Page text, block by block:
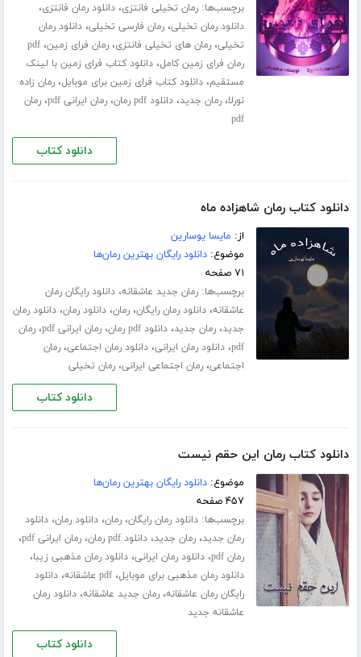
برچسب‌ها:رمان تخیلی فانتزی،دانلود رمان فانتزی،
دانلود رمان تخیلی،رمان فارسی تخیلی،دانلود رمان
تخیلی،رمان های تخیلی فانتزی،رمان فرای زمین،pdf
رمان فرای زمین کامل،دانلود کتاب فرای زمین با لینک
مستقیم،دانلود کتاب فرای زمین برای موبایل،رمان زاده
نورلا،رمان جدید،دانلود pdf رمان ،رمان ایرانی pdf ،رمان
pdf
دانلود کتاب
دانلود کتاب رمان شاهزاده ماه
از: مایسا یوسارین
موضوع:دانلود رایگان بهترین رمان‌ها
۷۱ صفحه
برچسب‌ها:رمان جدید عاشقانه،دانلود رایگان رمان
عاشقانه،دانلود رمان رایگان،رمان،دانلود رمان،دانلود رمان
جدید،رمان جدید،دانلود pdf رمان ،رمان ایرانی pdf ،رمان
pdf،دانلود رمان ایرانی،دانلود رمان اجتماعی،رمان
اجتماعی،رمان اجتماعی ایرانی،رمان تخیلی
دانلود کتاب
دانلود کتاب رمان این حقم نیست
موضوع:دانلود رایگان بهترین رمان‌ها
۴۵۷ صفحه
برچسب‌ها:دانلود رمان رایگان،رمان،دانلود رمان،دانلود
رمان جدید،رمان جدید،دانلود pdf رمان ،رمان ایرانی pdf ،
رمان pdf ،دانلود رمان ایرانی،دانلود رمان مذهبی زیبا،
دانلود رمان مذهبی برای موبایل،pdf عاشقانه ،دانلود
رایگان رمان عاشقانه،رمان جدید عاشقانه،دانلود رمان
عاشقانه جدید
دانلود کتاب